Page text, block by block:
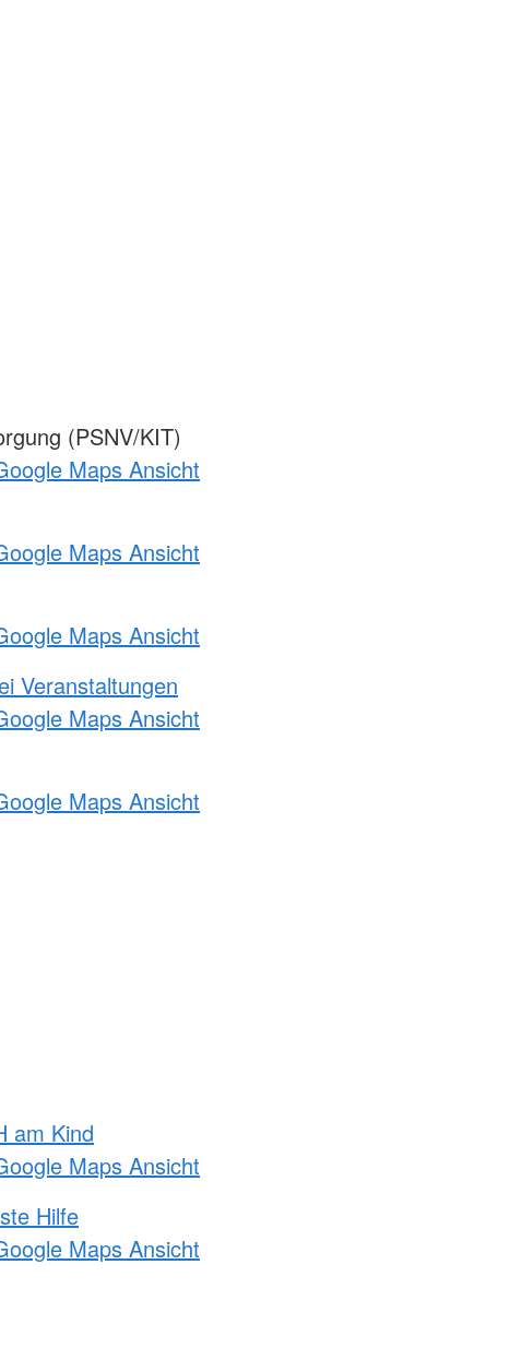
(PSNV/KIT)
Maps Ansicht
Maps Ansicht
Maps Ansicht
Veranstaltungen
Maps Ansicht
Maps Ansicht
am Kind
Maps Ansicht
Hilfe
Maps Ansicht